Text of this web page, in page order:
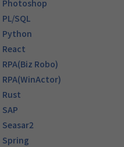
Photoshop
PL/SQL
Python
React
RPA(Biz Robo)
RPA(WinActor)
Rust
SAP
Seasar2
Spring